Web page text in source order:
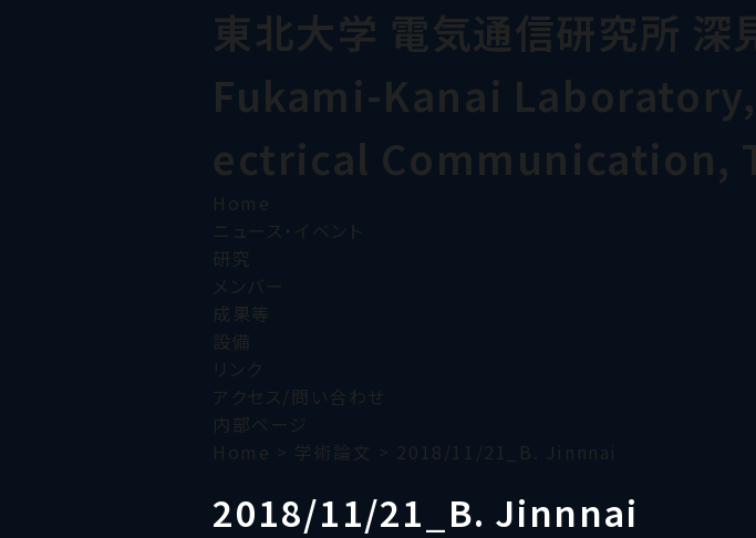
東北大学 電気通信研究所 深
Fukami-Kanai
ectrical Communication,
Home
ニュース・イベント
研究
メンバー
成果等
設備
リンク
アクセス/問い合わせ
内部ページ
Home > 学術論文 > 2018/11/21_B. Jinnnai
2018/11/21_B. Jinnnai